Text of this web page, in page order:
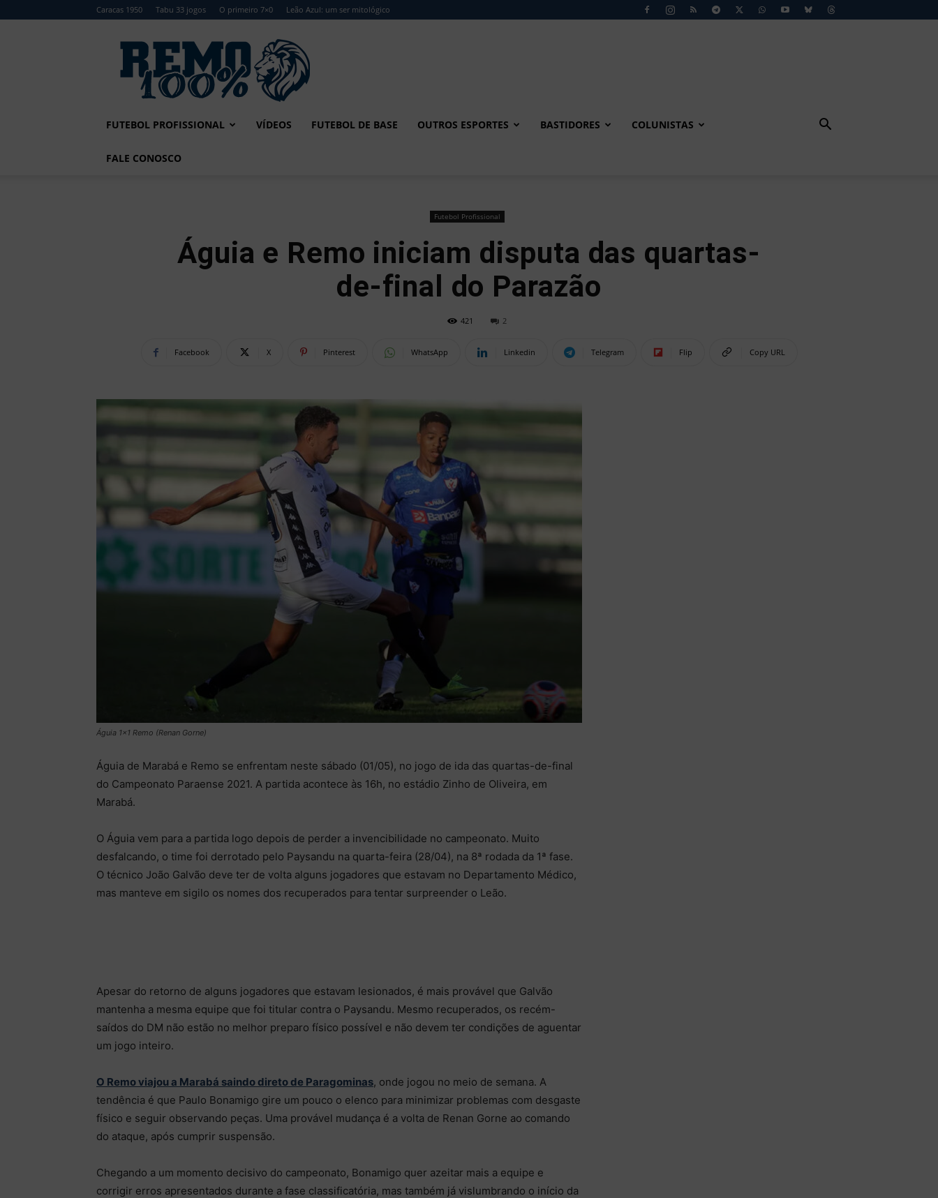
Caracas 1950 Tabu 33 jogos O primeiro 7×0 Leão Azul: um ser mitológico
Remo
FUTEBOL PROFISSIONAL VÍDEOS FUTEBOL DE BASE OUTROS ESPORTES BASTIDORES COLUNISTAS
FALE CONOSCO
Futebol Profissional
Águia e Remo iniciam disputa das quartas-
de-final do Parazão
421 2
Facebook X Pinterest WhatsApp Linkedin Telegram Flip Copy URL
Águia 1×1 Remo (Renan Gorne)
Águia de Marabá e Remo se enfrentam neste sábado (01/05), no jogo de ida das quartas-de-final
do Campeonato Paraense 2021. A partida acontece às 16h, no estádio Zinho de Oliveira, em
Marabá.
O Águia vem para a partida logo depois de perder a invencibilidade no campeonato. Muito
desfalcando, o time foi derrotado pelo Paysandu na quarta-feira (28/04), na 8ª rodada da 1ª fase.
O técnico João Galvão deve ter de volta alguns jogadores que estavam no Departamento Médico,
mas manteve em sigilo os nomes dos recuperados para tentar surpreender o Leão.
Apesar do retorno de alguns jogadores que estavam lesionados, é mais provável que Galvão
mantenha a mesma equipe que foi titular contra o Paysandu. Mesmo recuperados, os recém-
saídos do DM não estão no melhor preparo físico possível e não devem ter condições de aguentar
um jogo inteiro.
O Remo viajou a Marabá saindo direto de Paragominas, onde jogou no meio de semana. A
tendência é que Paulo Bonamigo gire um pouco o elenco para minimizar problemas com desgaste
físico e seguir observando peças. Uma provável mudança é a volta de Renan Gorne ao comando
do ataque, após cumprir suspensão.
Chegando a um momento decisivo do campeonato, Bonamigo quer azeitar mais a equipe e
corrigir erros apresentados durante a fase classificatória, mas também já vislumbrando o início da